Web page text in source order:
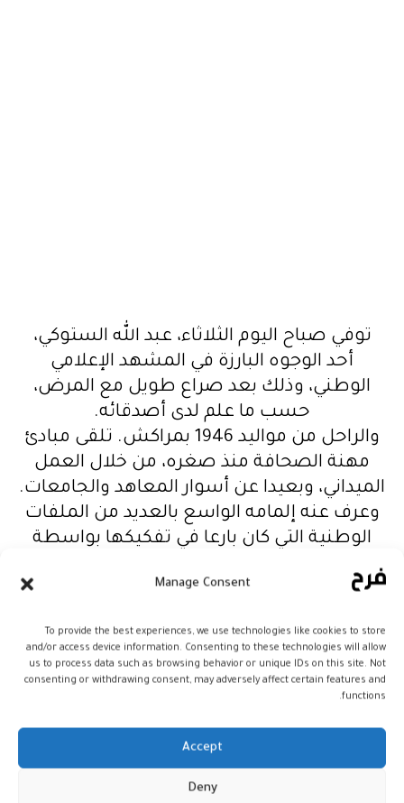
Manage Consent
To provide the best experiences, we use technologies like cookies to store
and/or access device information. Consenting to these technologies will allow
us to process data such as browsing behavior or unique IDs on this site. Not
consenting or withdrawing consent, may adversely affect certain features and
functions.
Accept
Deny
توفي صباح اليوم الثلاثاء، عبد الله الستوكي،
أحد الوجوه البارزة في المشهد الإعلامي
الوطني، وذلك بعد صراع طويل مع المرض،
حسب ما علم لدى أصدقائه.
والراحل من مواليد 1946 بمراكش. تلقى مبادئ
مهنة الصحافة منذ صغره، من خلال العمل
الميداني، وبعيدا عن أسوار المعاهد والجامعات.
وعرف عنه إلمامه الواسع بالعديد من الملفات
الوطنية التي كان بارعا في تفكيكها بواسطة
والوضوح، والإنصاف.
الجمعية العامة لاتحاد الصحافة الفرانكفونية
خلال سنوات الثمانينات، في انبثاق عدد من
العناوين المغربية. وكانت خطواته الأولى في
الشيوعي المغربي، ثم مجلة (لاماليف)
و(أنفاس).عبد الله الستوكي
وبعد مرور بوكالة المغرب العربي للأنباء، حيث